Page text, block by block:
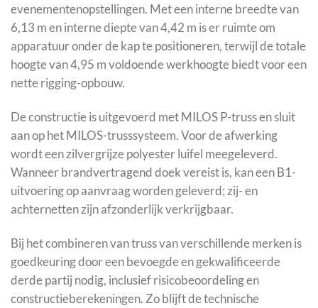
evenementenopstellingen. Met een interne breedte van
6,13 m en interne diepte van 4,42 m is er ruimte om
apparatuur onder de kap te positioneren, terwijl de totale
hoogte van 4,95 m voldoende werkhoogte biedt voor een
nette rigging-opbouw.
De constructie is uitgevoerd met MILOS P-truss en sluit
aan op het MILOS-trusssysteem. Voor de afwerking
wordt een zilvergrijze polyester luifel meegeleverd.
Wanneer brandvertragend doek vereist is, kan een B1-
uitvoering op aanvraag worden geleverd; zij- en
achternetten zijn afzonderlijk verkrijgbaar.
Bij het combineren van truss van verschillende merken is
goedkeuring door een bevoegde en gekwalificeerde
derde partij nodig, inclusief risicobeoordeling en
constructieberekeningen. Zo blijft de technische